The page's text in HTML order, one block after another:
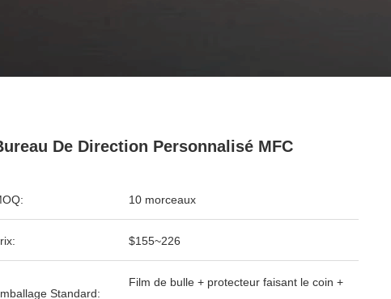
De Direction Personnalisé MFC
10 morceaux
$155~226
Standard:
Film de bulle + protecteur faisant le coin +